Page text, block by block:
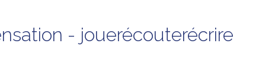
- jouerécouterécrire